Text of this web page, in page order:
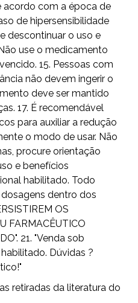
acordo com a época de
de hipersensibilidade
descontinuar o uso e
use o medicamento
15. Pessoas com
não devem ingerir o
deve ser mantido
17. É recomendável
para auxiliar a redução
o modo de usar. Não
procure orientação
e benefícios
habilitado. Todo
dentro dos
OS
FARMACÊUTICO
21. "Venda sob
Dúvidas ?
retiradas da literatura do